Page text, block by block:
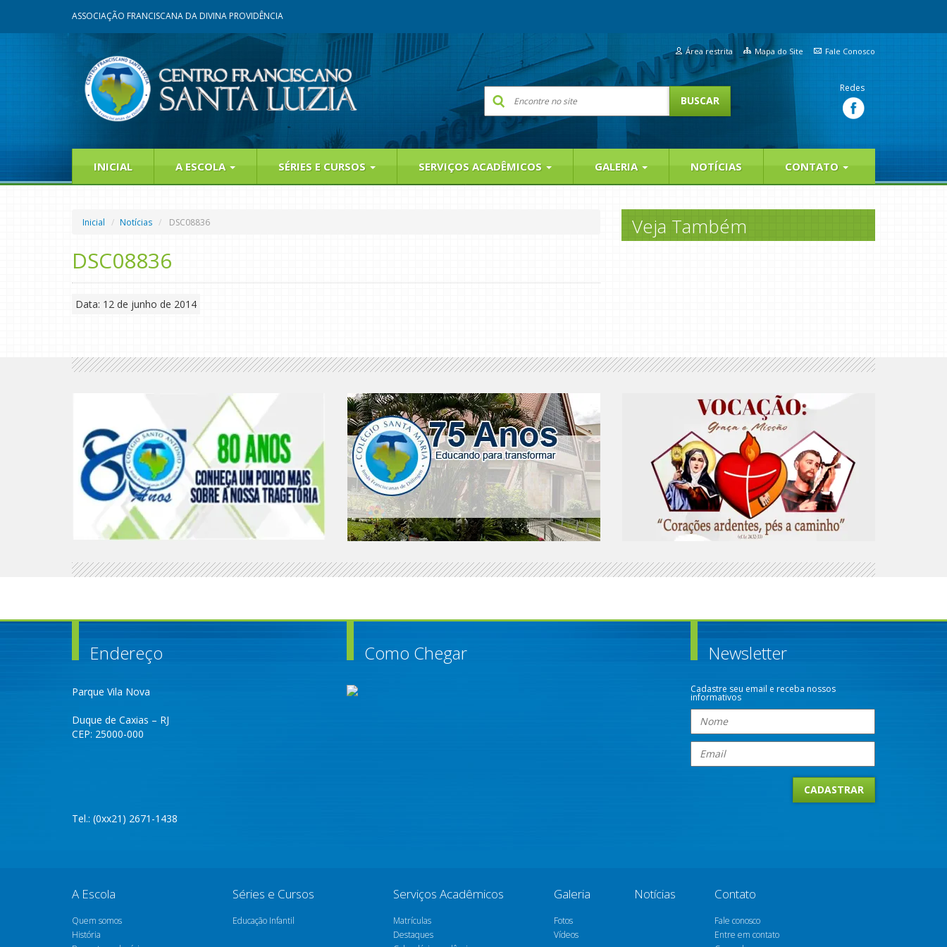
ASSOCIAÇÃO FRANCISCANA DA DIVINA PROVIDÊNCIA
Área restrita Mapa do Site Fale Conosco
Redes
INICIAL A ESCOLA SÉRIES E CURSOS SERVIÇOS ACADÊMICOS GALERIA NOTÍCIAS CONTATO
Inicial Notícias DSC08836
DSC08836
Data: 12 de junho de 2014
Veja Também
Endereço
Parque Vila Nova
Duque de Caxias – RJ
CEP: 25000-000
Tel.: (0xx21) 2671-1438
Como Chegar Newsletter
Cadastre seu email e receba nossos
informativos
A Escola
Quem somos
História
Séries e Cursos
Educação Infantil
Serviços Acadêmicos
Matrículas
Destaques
Galeria
Fotos
Vídeos
Notícias Contato
Fale conosco
Entre em contato